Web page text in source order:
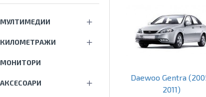
МУЛТИМЕДИИ
КИЛОМЕТРАЖИ
МОНИТОРИ
АКСЕСОАРИ
Daewoo Gentra
2011)